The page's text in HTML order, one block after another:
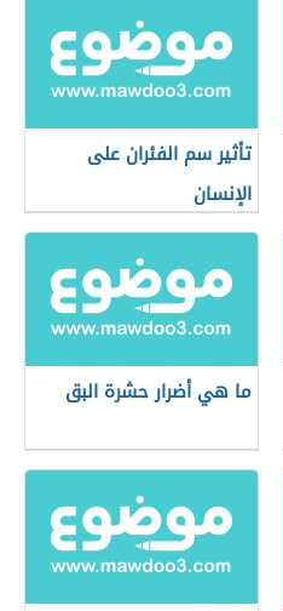
تأثير سم الفئران على
الإنسان
ما هي أضرار حشرة البق